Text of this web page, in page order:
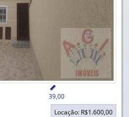

39,00
Locação: R$1.600,00